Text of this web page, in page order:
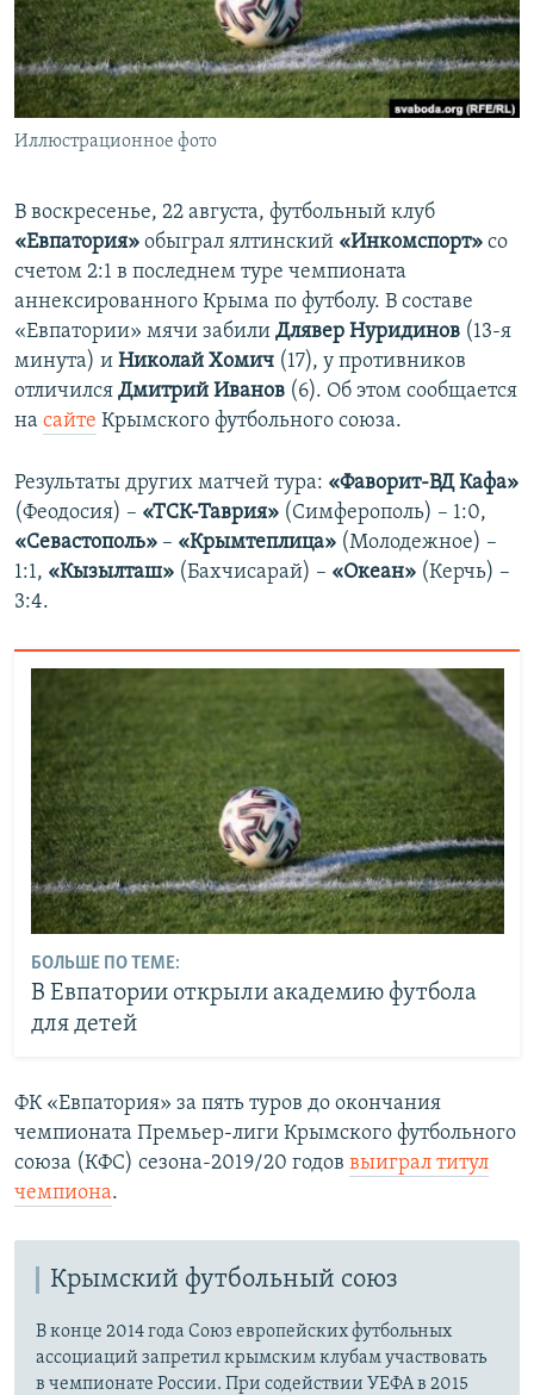
ПОБЕДИТЕЛЕЙ НЕ СУДЯТ?
КРЫМ.НЕПОКОРЕННЫЙ
ELIFBE
УКРАИНСКАЯ ПРОБЛЕМА КРЫМА
ПРИСОЕДИНЯЙТЕСЬ!
Иллюстрационное фото
В воскресенье, 22 августа, футбольный клуб
«Евпатория» обыграл ялтинский «Инкомспорт» со
счетом 2:1 в последнем туре чемпионата
аннексированного Крыма по футболу. В составе
«Евпатории» мячи забили Длявер Нуридинов (13-я
минута) и Николай Хомич (17), у противников
отличился Дмитрий Иванов (6). Об этом сообщается
на сайте Крымского футбольного союза.
Результаты других матчей тура: «Фаворит-ВД Кафа»
(Феодосия) – «ТСК-Таврия» (Симферополь) – 1:0,
«Севастополь» – «Крымтеплица» (Молодежное) –
1:1, «Кызылташ» (Бахчисарай) – «Океан» (Керчь) –
3:4.
БОЛЬШЕ ПО ТЕМЕ:
В Евпатории открыли академию футбола
для детей
ФК «Евпатория» за пять туров до окончания
чемпионата Премьер-лиги Крымского футбольного
союза (КФС) сезона-2019/20 годов выиграл титул
чемпиона.
Крымский футбольный союз
В конце 2014 года Союз европейских футбольных
ассоциаций запретил крымским клубам участвовать
в чемпионате России. При содействии УЕФА в 2015